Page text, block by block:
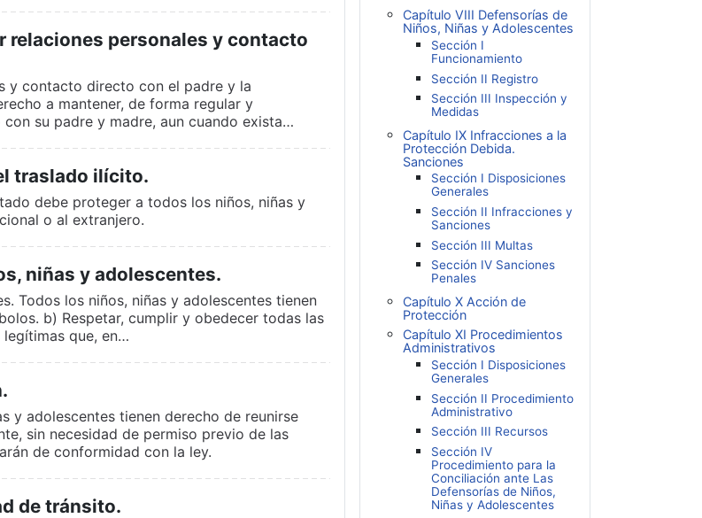
relaciones personales y contacto
y contacto directo con el padre y la
a mantener, de forma regular y
su padre y madre, aun cuando exista…
traslado ilícito.
debe proteger a todos los niños, niñas y
o al extranjero.
niñas y adolescentes.
Todos los niños, niñas y adolescentes tienen
b) Respetar, cumplir y obedecer todas las
que, en…
y adolescentes tienen derecho de reunirse
sin necesidad de permiso previo de las
de conformidad con la ley.
de tránsito.
Capítulo VIII Defensorías de
Niños, Niñas y Adolescentes
Sección I
Funcionamiento
Sección II Registro
Sección III Inspección y
Medidas
Capítulo IX Infracciones a la
Protección Debida.
Sanciones
Sección I Disposiciones
Generales
Sección II Infracciones y
Sanciones
Sección III Multas
Sección IV Sanciones
Penales
Capítulo X Acción de
Protección
Capítulo XI Procedimientos
Administrativos
Sección I Disposiciones
Generales
Sección II Procedimiento
Administrativo
Sección III Recursos
Sección IV
Procedimiento para la
Conciliación ante Las
Defensorías de Niños,
Niñas y Adolescentes